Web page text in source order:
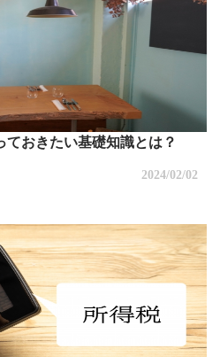
おきたい基礎知識とは？
2024/02/02